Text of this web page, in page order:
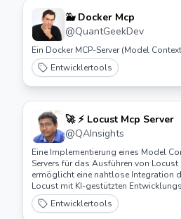
🐳 Docker Mcp
@QuantGeekDev
Ein Docker MCP-Server (Model
Entwicklertools
🚀 ⚡️ Locust Mcp Server
@QAInsights
Eine Implementierung eines Model
Servers für das Ausführen von Locust
ermöglicht eine nahtlose Integration
Locust mit KI-gestützten
Entwicklertools